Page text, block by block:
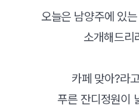
오늘은 남양주에 있
소개해드리
카페 맞아?라
푸른 잔디정원이